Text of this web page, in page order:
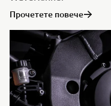
Прочетете повече